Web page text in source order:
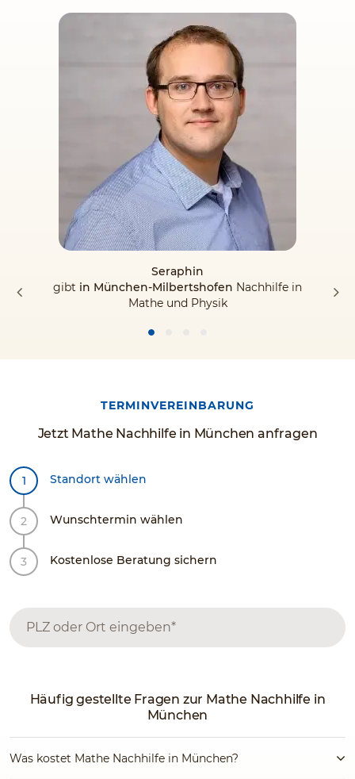
Seraphin
gibt in München-Milbertshofen Nachhilfe in
Mathe und Physik
TERMINVEREINBARUNG
Jetzt Mathe Nachhilfe in München anfragen
Standort wählen
Wunschtermin wählen
Kostenlose Beratung sichern
Häufig gestellte Fragen zur Mathe Nachhilfe in
München
Was kostet Mathe Nachhilfe in München?